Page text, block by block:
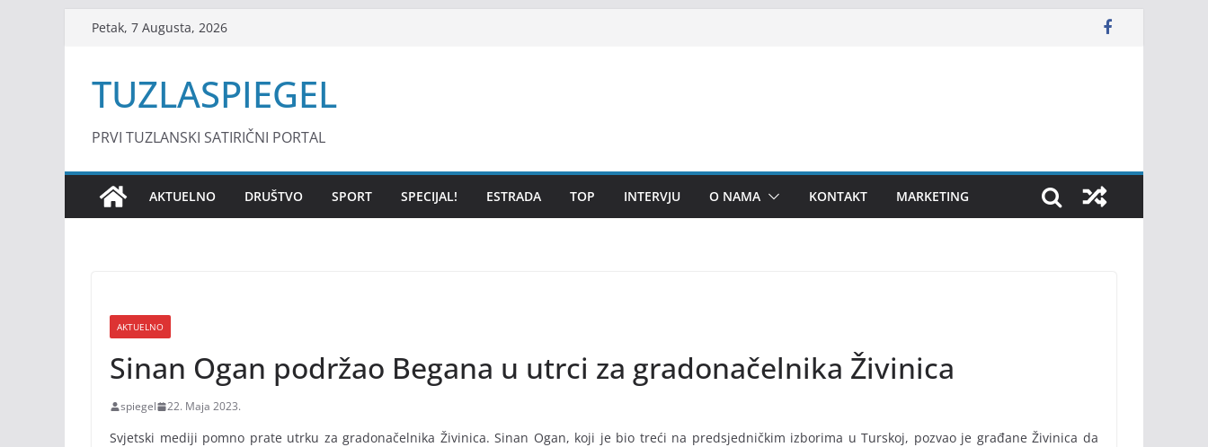
Petak, 7 Augusta, 2026
TUZLASPIEGEL
PRVI TUZLANSKI SATIRIČNI PORTAL
AKTUELNO DRUŠTVO SPORT SPECIJAL! ESTRADA TOP INTERVJU O NAMA KONTAKT MARKETING
AKTUELNO
Sinan Ogan podržao Begana u utrci za gradonačelnika Živinica
spiegel 22. Maja 2023.
Svjetski mediji pomno prate utrku za gradonačelnika Živinica. Sinan Ogan, koji je bio treći na predsjedničkim izborima u Turskoj, pozvao je građane Živinica da